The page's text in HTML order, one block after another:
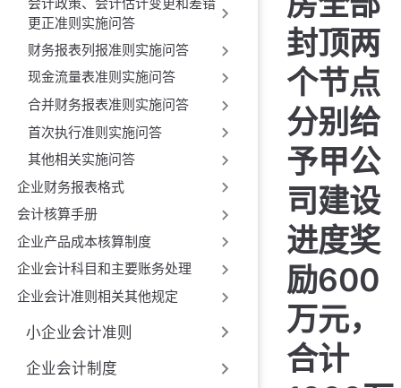
更正准则实施问答
财务报表列报准则实施问答
现金流量表准则实施问答
合并财务报表准则实施问答
首次执行准则实施问答
其他相关实施问答
企业财务报表格式
会计核算手册
企业产品成本核算制度
企业会计科目和主要账务处理
企业会计准则相关其他规定
小企业会计准则
企业会计制度
封顶两
个节点
分别给
予甲公
司建设
进度奖
励600
万元，
合计